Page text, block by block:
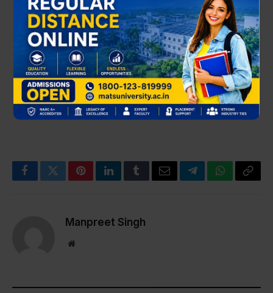
FacebookTwitterPinterestLinkedInTumblrEmailTelegramWhatsApp
Copy
Manpreet Singh
Website